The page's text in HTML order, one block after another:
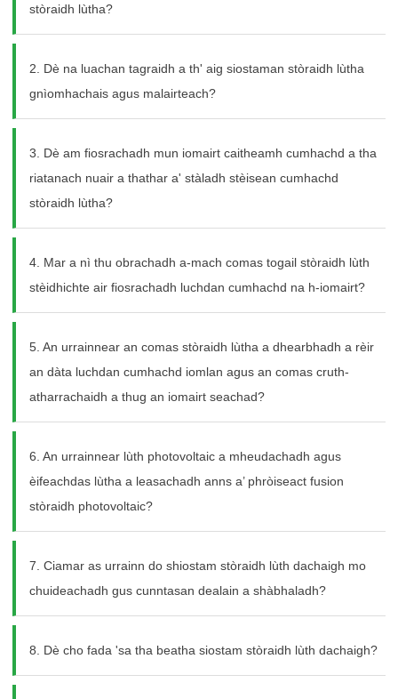
stòraidh lùtha?
2. Dè na luachan tagraidh a th' aig siostaman stòraidh lùtha
gnìomhachais agus malairteach?
3. Dè am fiosrachadh mun iomairt caitheamh cumhachd a tha
riatanach nuair a thathar a' stàladh stèisean cumhachd
stòraidh lùtha?
4. Mar a nì thu obrachadh a-mach comas togail stòraidh lùth
stèidhichte air fiosrachadh luchdan cumhachd na h-iomairt?
5. An urrainnear an comas stòraidh lùtha a dhearbhadh a rèir
an dàta luchdan cumhachd iomlan agus an comas cruth-
atharrachaidh a thug an iomairt seachad?
6. An urrainnear lùth photovoltaic a mheudachadh agus
èifeachdas lùtha a leasachadh anns a’ phròiseact fusion
stòraidh photovoltaic?
7. Ciamar as urrainn do shiostam stòraidh lùth dachaigh mo
chuideachadh gus cunntasan dealain a shàbhaladh?
8. Dè cho fada 'sa tha beatha siostam stòraidh lùth dachaigh?
Feuch an tagh thu Seòrsa Bathar